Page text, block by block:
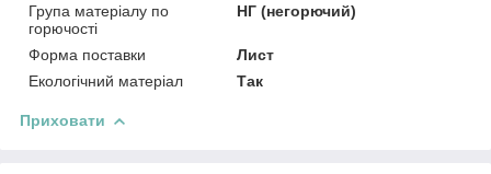
Група матеріалу по
горючості
НГ (негорючий)
Форма поставки
Лист
Екологічний матеріал
Так
Приховати